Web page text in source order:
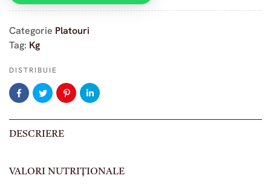
Categorie Platouri
Tag: Kg
DISTRIBUIE
DESCRIERE
VALORI NUTRIȚIONALE